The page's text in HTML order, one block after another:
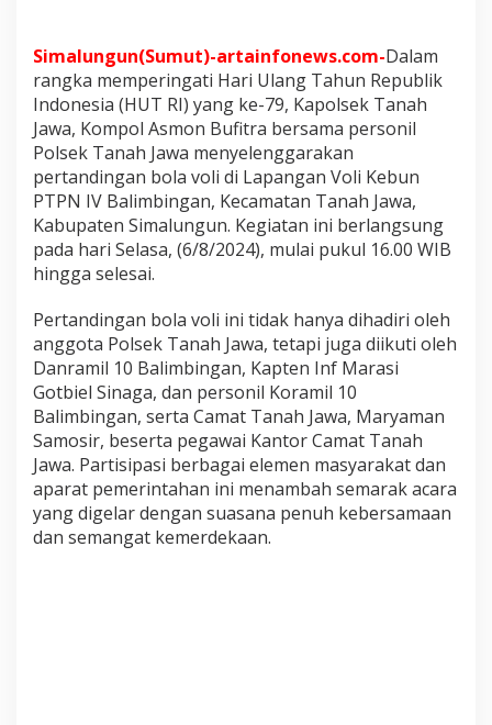
a
h
J
a
w
a
G
e
l
a
r
t
a
n
d
n
g
a
n
B
o
l
Simalungun(Sumut)-artainfonews.com-Dalam
rangka memperingati Hari Ulang Tahun Republik
Indonesia (HUT RI) yang ke-79, Kapolsek Tanah
Jawa, Kompol Asmon Bufitra bersama personil
Polsek Tanah Jawa menyelenggarakan
pertandingan bola voli di Lapangan Voli Kebun
PTPN IV Balimbingan, Kecamatan Tanah Jawa,
Kabupaten Simalungun. Kegiatan ini berlangsung
pada hari Selasa, (6/8/2024), mulai pukul 16.00 WIB
hingga selesai.
Pertandingan bola voli ini tidak hanya dihadiri oleh
anggota Polsek Tanah Jawa, tetapi juga diikuti oleh
Danramil 10 Balimbingan, Kapten Inf Marasi
Gotbiel Sinaga, dan personil Koramil 10
Balimbingan, serta Camat Tanah Jawa, Maryaman
Samosir, beserta pegawai Kantor Camat Tanah
Jawa. Partisipasi berbagai elemen masyarakat dan
aparat pemerintahan ini menambah semarak acara
yang digelar dengan suasana penuh kebersamaan
dan semangat kemerdekaan.